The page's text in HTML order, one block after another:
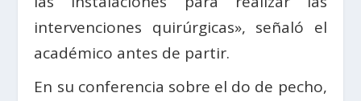
intervenciones quirúrgicas», señaló el
académico antes de partir.
En su conferencia sobre el do de pecho,